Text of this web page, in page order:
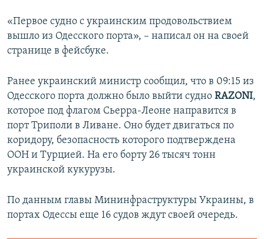
«Первое судно с украинским продовольствием
вышло из Одесского порта», – написал он на своей
странице в фейсбуке.
Ранее украинский министр сообщил, что в 09:15 из
Одесского порта должно было выйти судно RAZONI,
которое под флагом Сьерра-Леоне направится в
порт Триполи в Ливане. Оно будет двигаться по
коридору, безопасность которого подтверждена
ООН и Турцией. На его борту 26 тысяч тонн
украинской кукурузы.
По данным главы Мининфраструктуры Украины, в
портах Одессы еще 16 судов ждут своей очередь.